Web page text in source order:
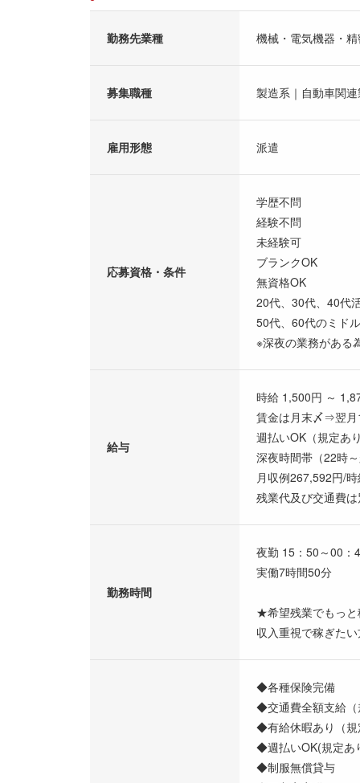
勤務先業種 機械・電気機器・
募集職種 製造系｜自動車関
雇用形態 派遣
応募資格・条件
学歴不問
経験不問
未経験可
ブランクOK
無資格OK
20代、30代、40代
50代、60代のミド
※深夜の業務がある
給与
時給 1,500円 ～
賃金は月末〆⇒翌月
週払いOK（規定あ
深夜時間帯（22時
月収例267,592円/
残業代及び交通費
勤務時間
夜勤 15：50～00：
実働7時間50分
★希望残業でもっ
収入重視で稼ぎた
◆各種保険完備
◆交通費全額支給（
◆有給休暇あり（規
◆週払いOK(規定あ
◆制服無償貸与